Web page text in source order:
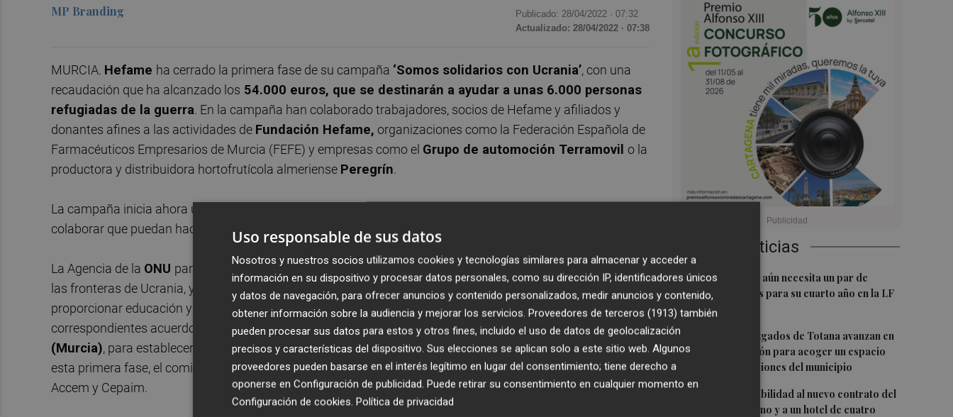
Últimas Noticias
1 El Hozono Jairis aún necesita un par de
incorporaciones para su cuarto año en la LF
Endesa
2
Los antiguos Juzgados de Totana avanzan en
su transformación para acoger un espacio
para las asociaciones del municipio
San Javier da viabilidad al nuevo contrato del
transporte urbano y a un hotel de cuatro
MP Branding Publicado: 28/04/2022 · 07:32
Actualizado: 28/04/2022 · 07:38
MURCIA. Hefame ha cerrado la primera fase de su campaña ‘Somos solidarios con Ucrania’, con una
recaudación que ha alcanzado los 54.000 euros, que se destinarán a ayudar a unas 6.000 personas
refugiadas de la guerra. En la campaña han colaborado trabajadores, socios de Hefame y afiliados y
donantes afines a las actividades de Fundación Hefame, organizaciones como la Federación Española de
Farmacéuticos Empresarios de Murcia (FEFE) y empresas como el Grupo de automoción Terramovil o la
productora y distribuidora hortofrutícola almeriense Peregrín.
La campaña inicia ahora una segunda fase, a petición de los socios, para facilitar a quienes no han podido
colaborar que puedan hacerlo.
La Agencia de la ONU para los refugiados, ACNUR , coordinará la llegada de las ayudas a los desplazados en
las fronteras de Ucrania, y entidades como
Cepaim Accem
gestionarán los fondos destinados a
proporcionar educación y vivienda a los refugiados en España. Las tres entidades han firmado los
correspondientes acuerdos con Fundación Hefame,en sus instalaciones centrales de Santomera
(Murcia), para establecer las partidas destinadas a cada una y determinar las acciones que va a realizar. En
esta primera fase, el comité español de ACNUR recibirá la mitad del dinero y la otra mitad se repartirá entre
Accem y Cepaim.
Uso responsable de sus datos
Nosotros y nuestros socios utilizamos cookies y tecnologías similares para almacenar y acceder a
información en su dispositivo y procesar datos personales, como su dirección IP, identificadores únicos
y datos de navegación, para ofrecer anuncios y contenido personalizados, medir anuncios y contenido,
obtener información sobre la audiencia y mejorar los servicios. Proveedores de terceros (1913) también
pueden procesar sus datos para estos y otros fines, incluido el uso de datos de geolocalización
precisos y características del dispositivo. Sus elecciones se aplican solo a este sitio web. Algunos
proveedores pueden basarse en el interés legítimo en lugar del consentimiento; tiene derecho a
oponerse en Configuración de publicidad. Puede retirar su consentimiento en cualquier momento en
Configuración de cookies. Política de privacidad